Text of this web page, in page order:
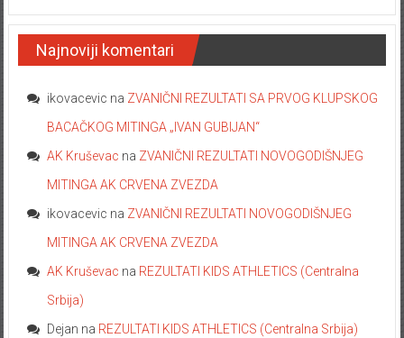
Najnoviji komentari
ikovacevic na ZVANIČNI REZULTATI SA PRVOG KLUPSKOG
BACAČKOG MITINGA „IVAN GUBIJAN“
AK Kruševac na ZVANIČNI REZULTATI NOVOGODIŠNJEG
MITINGA AK CRVENA ZVEZDA
ikovacevic na ZVANIČNI REZULTATI NOVOGODIŠNJEG
MITINGA AK CRVENA ZVEZDA
AK Kruševac na REZULTATI KIDS ATHLETICS (Centralna
Srbija)
Dejan na REZULTATI KIDS ATHLETICS (Centralna Srbija)